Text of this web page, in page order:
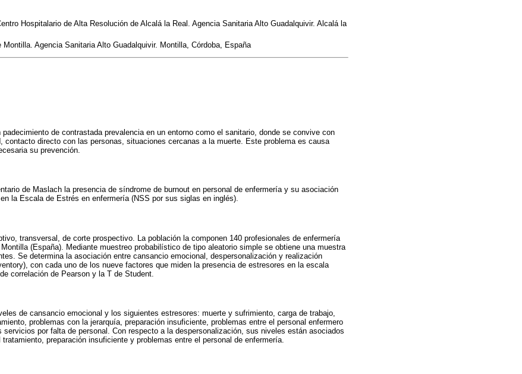
Hospitalario de Alta Resolución de Alcalá la Real. Agencia Sanitaria Alto Guadalquivir. Alcalá la
Agencia Sanitaria Alto Guadalquivir. Montilla, Córdoba, España
de contrastada prevalencia en un entorno como el sanitario, donde se convive con
contacto directo con las personas, situaciones cercanas a la muerte. Este problema es causa
su prevención.
de Maslach la presencia de síndrome de burnout en personal de enfermería y su asociación
la Escala de Estrés en enfermería (NSS por sus siglas en inglés).
transversal, de corte prospectivo. La población la componen 140 profesionales de enfermería
(España). Mediante muestreo probabilístico de tipo aleatorio simple se obtiene una muestra
Se determina la asociación entre cansancio emocional, despersonalización y realización
con cada uno de los nueve factores que miden la presencia de estresores en la escala
correlación de Pearson y la T de Student.
de cansancio emocional y los siguientes estresores: muerte y sufrimiento, carga de trabajo,
problemas con la jerarquía, preparación insuficiente, problemas entre el personal enfermero
servicios por falta de personal. Con respecto a la despersonalización, sus niveles están asociados
preparación insuficiente y problemas entre el personal de enfermería.